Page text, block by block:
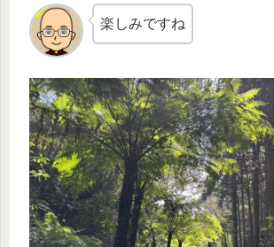
楽しみですね